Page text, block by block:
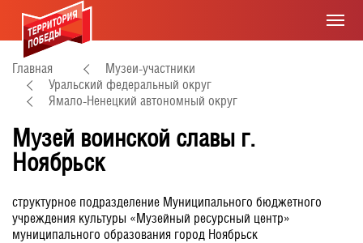
Главная
Музеи-участники
Уральский федеральный округ
Ямало-Ненецкий автономный округ
Музей воинской славы г.
Ноябрьск
структурное подразделение Муниципального бюджетного
учреждения культуры «Музейный ресурсный центр»
муниципального образования город Ноябрьск